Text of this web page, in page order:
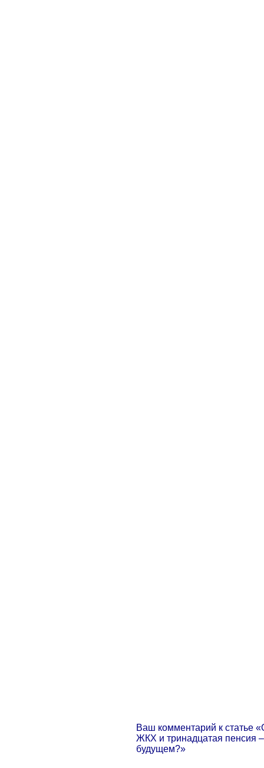
Ваш комментарий к статье
ЖКХ и тринадцатая пенсия
будущем?»